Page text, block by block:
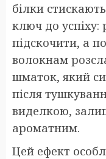
білки
ключ до успіху:
підскочити, а
волокнам
шматок, який
після
виделкою,
ароматним.
Цей ефект